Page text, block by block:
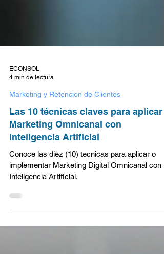
4 min de lectura
Marketing y Retencion de Clientes
Las 10 técnicas claves para aplicar
Marketing Omnicanal con
Inteligencia Artificial
Conoce las diez (10) tecnicas para aplicar o
Inteligencia Artificial.